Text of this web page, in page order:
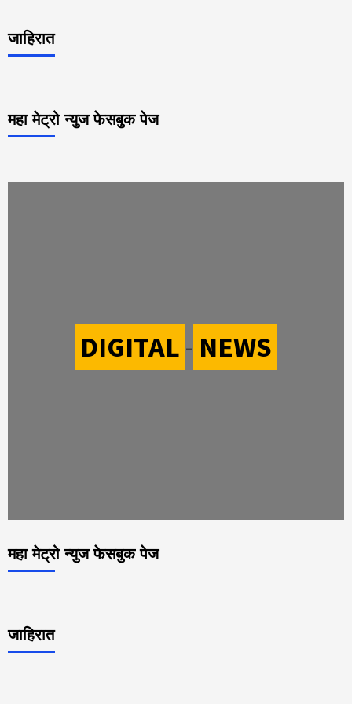
जाहिरात
महा मेट्रो न्युज फेसबुक पेज
DIGITAL - NEWS
महा मेट्रो न्युज फेसबुक पेज
जाहिरात